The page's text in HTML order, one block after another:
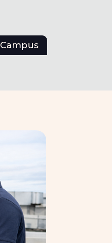
Campus